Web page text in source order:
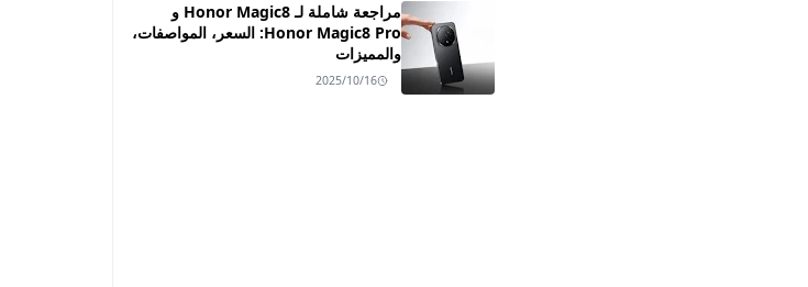
مراجعة شاملة لـ Honor Magic8 و
Honor Magic8 Pro: السعر، المواصفات،
والمميزات
2025/10/16